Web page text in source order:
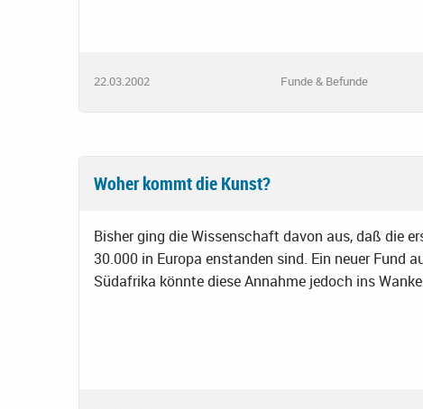
22.03.2002 Funde & Befunde
Woher kommt die Kunst?
Bisher ging die Wissenschaft davon aus, daß die
30.000 in Europa enstanden sind. Ein neuer Fund
Südafrika könnte diese Annahme jedoch ins